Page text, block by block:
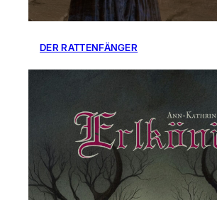
DER RATTENFÄNGER